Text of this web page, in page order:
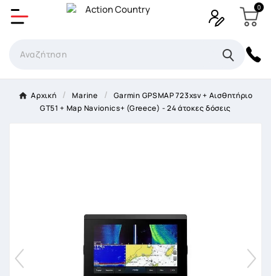
0
Αρχική Marine
Garmin GPSMAP 723xsv + Αισθητήριο
GT51 + Map Navionics+ (Greece) - 24 άτοκες δόσεις
Δημιουργία λίστα επιθυμητών
×
Όνομα Λίστα επιθυμιτών
Ακύρωση Δημιουργία λίστα επιθυμητών